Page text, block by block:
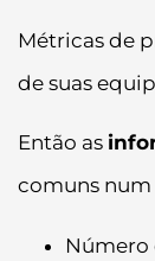
Métricas de
de suas
Então as
comuns num
Número